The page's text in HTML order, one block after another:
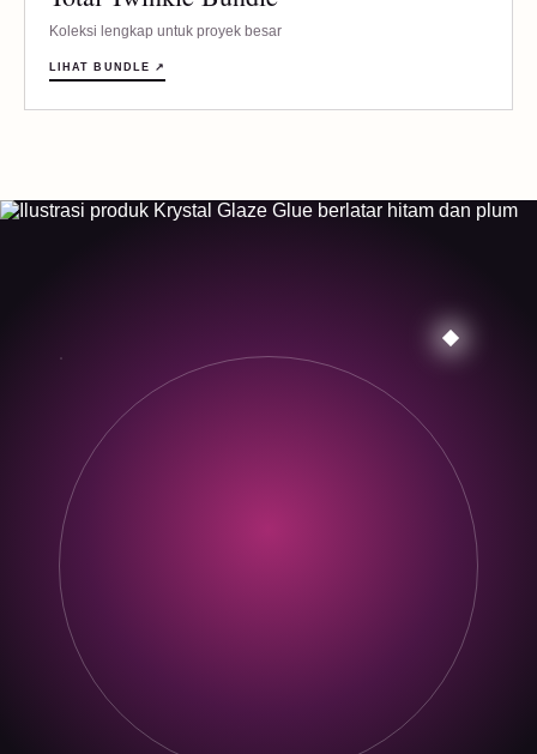
Koleksi lengkap untuk proyek besar
LIHAT BUNDLE ↗